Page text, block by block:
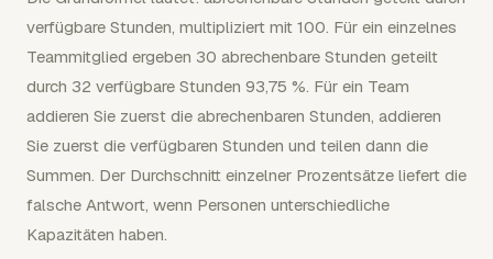
verfügbare Stunden, multipliziert mit 100. Für ein einzelnes
Teammitglied ergeben 30 abrechenbare Stunden geteilt
durch 32 verfügbare Stunden 93,75 %. Für ein Team
addieren Sie zuerst die abrechenbaren Stunden, addieren
Sie zuerst die verfügbaren Stunden und teilen dann die
Summen. Der Durchschnitt einzelner Prozentsätze liefert die
falsche Antwort, wenn Personen unterschiedliche
Kapazitäten haben.